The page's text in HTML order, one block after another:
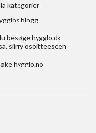
kategorier
blogg
besøgehygglo.dk
, siirry osoitteeseen
hygglo.no